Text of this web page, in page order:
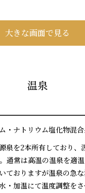
大きな画面で見る
温泉
・ナトリウム塩化物混
泉を2本所有しており、
通常は高温の温泉を適
ておりますが温泉の急
・加温にて温度調整を